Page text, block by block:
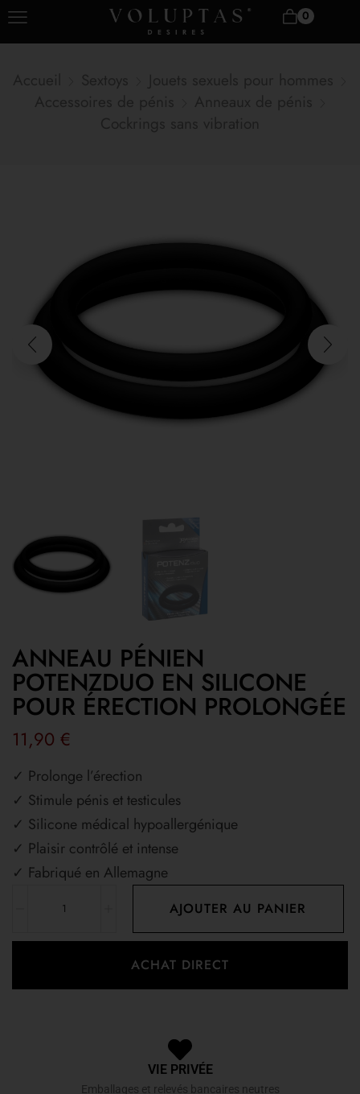
0
ANNEAU PÉNIEN
POTENZDUO EN SILICONE
POUR ÉRECTION PROLONGÉE
11,90 €
✓ Prolonge l’érection
✓ Stimule pénis et testicules
✓ Silicone médical hypoallergénique
✓ Plaisir contrôlé et intense
✓ Fabriqué en Allemagne
AJOUTER AU PANIER
ACHAT DIRECT
VIE PRIVÉE
Emballages et relevés bancaires neutres